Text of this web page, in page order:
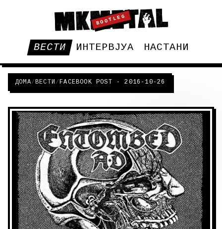
BOOTLEG
ВЕСТИ ИНТЕРВЈУА НАСТАНИ
ДОМА/ВЕСТИ /FACEBOOK POST - 2016-10-26